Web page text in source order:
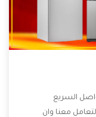
السريع
معنا وان